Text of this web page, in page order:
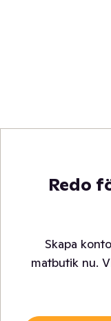
Redo
Skapa
matbutik nu.